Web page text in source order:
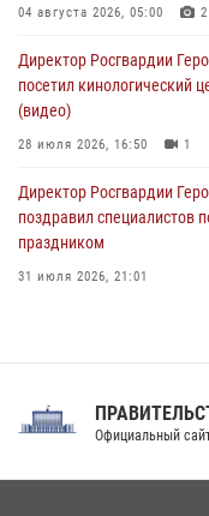
мать
04 августа 2026, 05:00 2
Директор Росгвардии
посетил кинологический
(видео)
28 июля 2026, 16:50 1
Директор Росгвардии
поздравил специалистов
праздником
31 июля 2026, 21:01
Праздник «Один день с
Официальный